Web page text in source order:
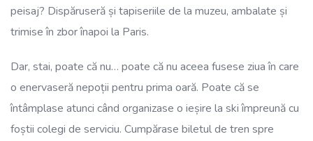
peisaj? Dispăruseră și tapiseriile de la muzeu, ambalate și
trimise în zbor înapoi la Paris.
Dar, stai, poate că nu… poate că nu aceea fusese ziua în care
o enervaseră nepoții pentru prima oară. Poate că se
întâmplase atunci când organizase o ieșire la ski împreună cu
foștii colegi de serviciu. Cumpărase biletul de tren spre